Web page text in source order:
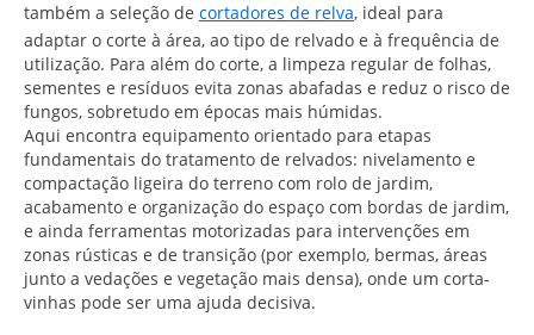
também a seleção de cortadores de relva, ideal para
adaptar o corte à área, ao tipo de relvado e à frequência de
utilização. Para além do corte, a limpeza regular de folhas,
sementes e resíduos evita zonas abafadas e reduz o risco de
fungos, sobretudo em épocas mais húmidas.
Aqui encontra equipamento orientado para etapas
fundamentais do tratamento de relvados: nivelamento e
compactação ligeira do terreno com rolo de jardim,
acabamento e organização do espaço com bordas de jardim,
e ainda ferramentas motorizadas para intervenções em
zonas rústicas e de transição (por exemplo, bermas, áreas
junto a vedações e vegetação mais densa), onde um corta-
vinhas pode ser uma ajuda decisiva.